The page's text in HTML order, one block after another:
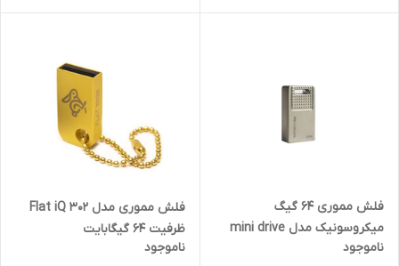
فلش مموری 64 گیگ
میکروسونیک مدل mini drive
ناموجود
فلش مموری مدل Flat iQ 302
ظرفیت 64 گیگابایت
ناموجود